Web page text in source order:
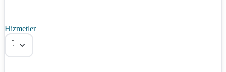
Hizmetler
Tümü